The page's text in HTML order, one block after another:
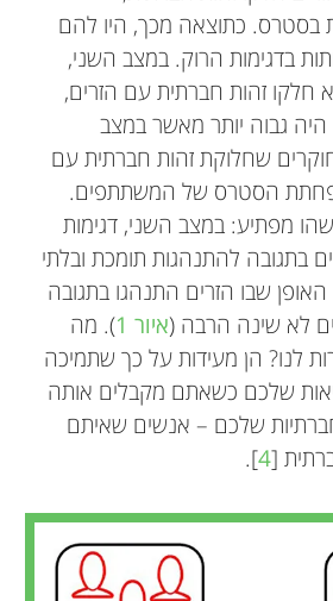
בסטרס. כתוצאה מכך, היו להם
בדגימות הרוק. במצב השני,
זהות חברתית עם הזרים,
היה גבוה יותר מאשר במצב
שחלוקת זהות חברתית עם
הסטרס של המשתתפים.
מפתיע: במצב השני, דגימות
בתגובה להתנהגות תומכת ובלתי
שבו הזרים התנהגו בתגובה
לא שינה הרבה (איור 1 ). מה
לנו? הן מעידות על כך שתמיכה
שלכם כשאתם מקבלים אותה
שלכם – אנשים שאיתם
[
4
].